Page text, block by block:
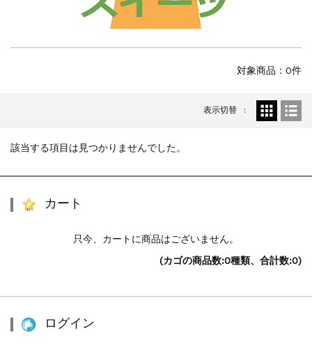
対象商品：0件
表示切替
該当する項目は見つかりませんでした。
カート
只今、カートに商品はございません。
(カゴの商品数:0種類、合計数:0)
ログイン